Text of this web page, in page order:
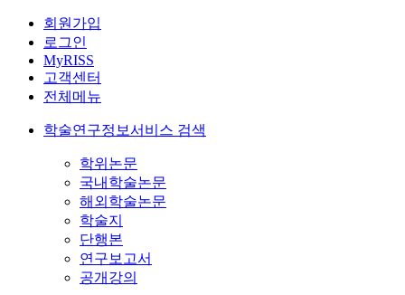
회원가입
로그인
MyRISS
고객센터
전체메뉴
학술연구정보서비스 검색
학위논문
국내학술논문
해외학술논문
학술지
단행본
연구보고서
공개강의